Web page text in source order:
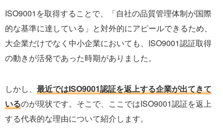
ISO9001を取得することで、「自社の品質管理体制が国際
的な基準に達している」と対外的にアピールできるため、
大企業だけでなく中小企業においても、ISO9001認証取得
の動きが活発であった時期がありました。
しかし、 最近ではISO9001認証を返上する企業が出てきて
いるのが現状です。そこで、ここではISO9001認証を返上
する代表的な理由について紹介します。